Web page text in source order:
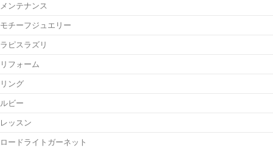
メンテナンス
モチーフジュエリー
ラピスラズリ
リフォーム
リング
ルビー
レッスン
ロードライトガーネット